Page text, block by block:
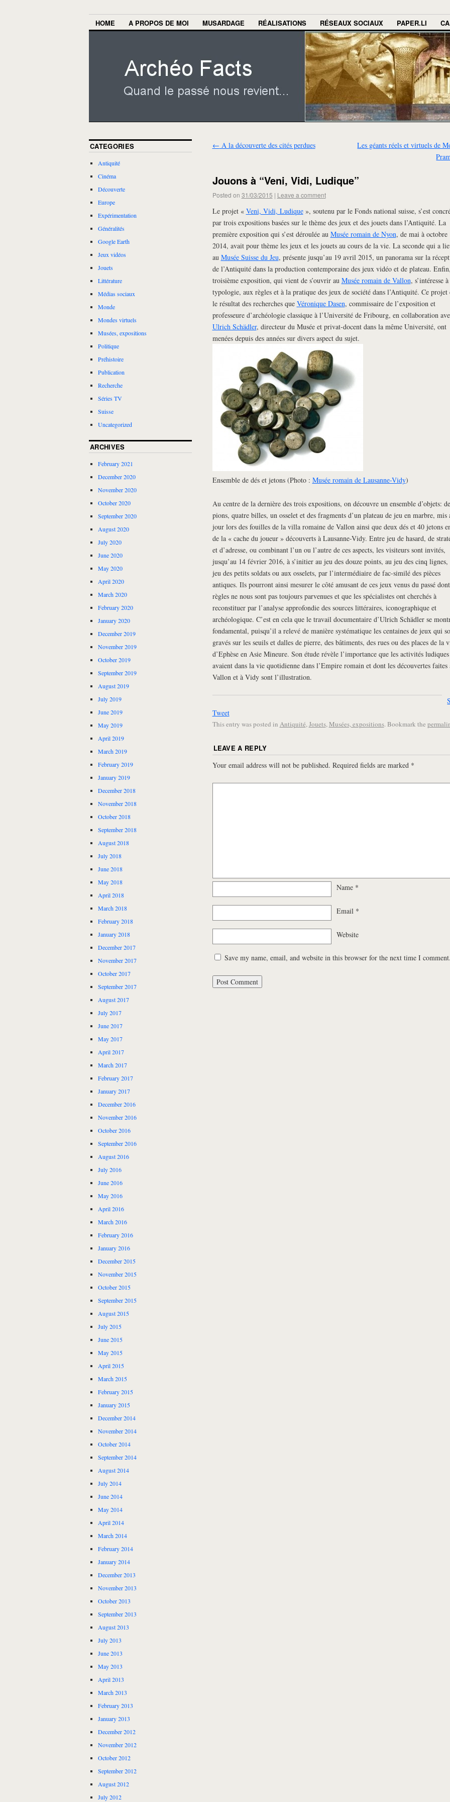
HOME A PROPOS DE MOI MUSARDAGE RÉALISATIONS RÉSEAUX SOCIAUX PAPER.LI
← A la découverte des cités perdues
Les géants réels et virtuels de
Jouons à “Veni, Vidi, Ludique”
Posted on 31/03/2015 | Leave a comment
Le projet « Veni, Vidi, Ludique», soutenu par le Fonds national suisse, s’est
par trois expositions basées sur le thème des jeux et des jouets dans l’Antiquité. La
première exposition qui s’est déroulée au Musée romain de Nyon, de mai à octobre
2014, avait pour thème les jeux et les jouets au cours de la vie. La seconde qui a
au Musée Suisse du Jeu, présente jusqu’au 19 avril 2015, un panorama sur la
de l’Antiquité dans la production contemporaine des jeux vidéo et de plateau.
troisième exposition, qui vient de s’ouvrir au Musée romain de Vallon, s’intéresse
typologie, aux règles et à la pratique des jeux de société dans l’Antiquité. Ce projet
le résultat des recherches que Véronique Dasen, commissaire de l’exposition et
professeure d’archéologie classique à l’Université de Fribourg, en collaboration
Ulrich Schädler, directeur du Musée et privat-docent dans la même Université, ont
menées depuis des années sur divers aspect du sujet.
Ensemble de dés et jetons (Photo : Musée romain de Lausanne-Vidy)
Au centre de la dernière des trois expositions, on découvre un ensemble d’objets:
pions, quatre billes, un osselet et des fragments d’un plateau de jeu en marbre, mis
jour lors des fouilles de la villa romaine de Vallon ainsi que deux dés et 40 jetons
de la « cache du joueur » découverts à Lausanne-Vidy. Entre jeu de hasard, de
et d’adresse, ou combinant l’un ou l’autre de ces aspects, les visiteurs sont invités,
jusqu’au 14 février 2016, à s’initier au jeu des douze points, au jeu des cinq lignes,
jeu des petits soldats ou aux osselets, par l’intermédiaire de fac-similé des pièces
antiques. Ils pourront ainsi mesurer le côté amusant de ces jeux venus du passé
règles ne nous sont pas toujours parvenues et que les spécialistes ont cherchés à
reconstituer par l’analyse approfondie des sources littéraires, iconographique et
archéologique. C’est en cela que le travail documentaire d’Ulrich Schädler se
fondamental, puisqu’il a relevé de manière systématique les centaines de jeux qui
gravés sur les seuils et dalles de pierre, des bâtiments, des rues ou des places de la
d’Ephèse en Asie Mineure. Son étude révèle l’importance que les activités ludiques
avaient dans la vie quotidienne dans l’Empire romain et dont les découvertes faites
Vallon et à Vidy sont l’illustration.
Tweet
This entry was posted in Antiquité,Jouets,Musées, expositions. Bookmark the
LEAVE A REPLY
Your email address will not be published. Required fields are marked *
Name *
Email *
Website
Save my name, email, and website in this browser for the next time I
CATEGORIES
Antiquité
Cinéma
Découverte
Europe
Expérimentation
Généralités
Google Earth
Jeux vidéos
Jouets
Littérature
Médias sociaux
Monde
Mondes virtuels
Musées, expositions
Politique
Préhistoire
Publication
Recherche
Séries TV
Suisse
Uncategorized
ARCHIVES
February 2021
December 2020
November 2020
October 2020
September 2020
August 2020
July 2020
June 2020
May 2020
April 2020
March 2020
February 2020
January 2020
December 2019
November 2019
October 2019
September 2019
August 2019
July 2019
June 2019
May 2019
April 2019
March 2019
February 2019
January 2019
December 2018
November 2018
October 2018
September 2018
August 2018
July 2018
June 2018
May 2018
April 2018
March 2018
February 2018
January 2018
December 2017
November 2017
October 2017
September 2017
August 2017
July 2017
June 2017
May 2017
April 2017
March 2017
February 2017
January 2017
December 2016
November 2016
October 2016
September 2016
August 2016
July 2016
June 2016
May 2016
April 2016
March 2016
February 2016
January 2016
December 2015
November 2015
October 2015
September 2015
August 2015
July 2015
June 2015
May 2015
April 2015
March 2015
February 2015
January 2015
December 2014
November 2014
October 2014
September 2014
August 2014
July 2014
June 2014
May 2014
April 2014
March 2014
February 2014
January 2014
December 2013
November 2013
October 2013
September 2013
August 2013
July 2013
June 2013
May 2013
April 2013
March 2013
February 2013
January 2013
December 2012
November 2012
October 2012
September 2012
August 2012
July 2012